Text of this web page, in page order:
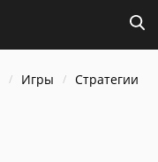
Игры
Стратегии